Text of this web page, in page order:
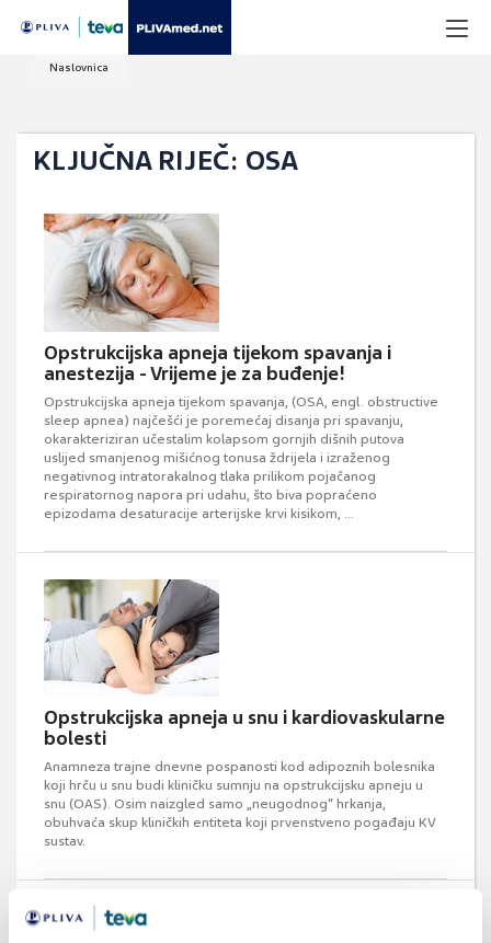
Naslovnica
KLJUČNA RIJEČ: OSA
Opstrukcijska apneja tijekom spavanja i
anestezija - Vrijeme je za buđenje!
Opstrukcijska apneja tijekom spavanja, (OSA, engl. obstructive
sleep apnea) najčešći je poremećaj disanja pri spavanju,
okarakteriziran učestalim kolapsom gornjih dišnih putova
uslijed smanjenog mišićnog tonusa ždrijela i izraženog
negativnog intratorakalnog tlaka prilikom pojačanog
respiratornog napora pri udahu, što biva popraćeno
epizodama desaturacije arterijske krvi kisikom, ...
Opstrukcijska apneja u snu i kardiovaskularne
bolesti
Anamneza trajne dnevne pospanosti kod adipoznih bolesnika
koji hrču u snu budi kliničku sumnju na opstrukcijsku apneju u
snu (OAS). Osim naizgled samo „neugodnog“ hrkanja,
obuhvaća skup kliničkih entiteta koji prvenstveno pogađaju KV
sustav.